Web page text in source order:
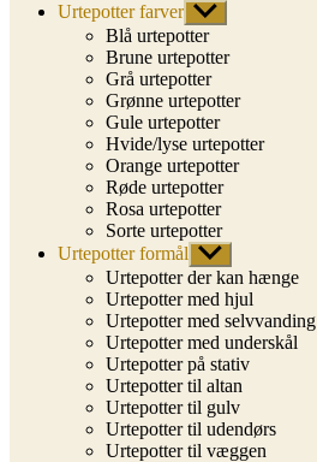
Urtepotter farver Vis
undermenu
Blå urtepotter
Brune urtepotter
Grå urtepotter
Grønne urtepotter
Gule urtepotter
Hvide/lyse urtepotter
Orange urtepotter
Røde urtepotter
Rosa urtepotter
Sorte urtepotter
Urtepotter formål Vis
undermenu
Urtepotter der kan hænge
Urtepotter med hjul
Urtepotter med selvvanding
Urtepotter med underskål
Urtepotter på stativ
Urtepotter til altan
Urtepotter til gulv
Urtepotter til udendørs
Urtepotter til væggen